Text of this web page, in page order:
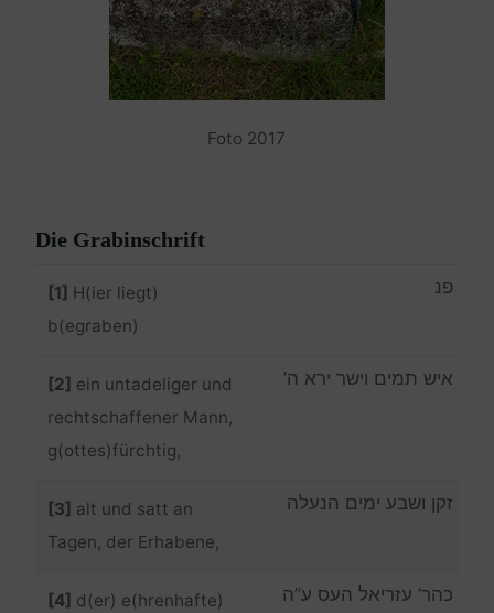
Foto 2017
Die Grabinschrift
[1] H(ier liegt)
b(egraben)
פנ
[2] ein untadeliger und
rechtschaffener Mann,
g(ottes)fürchtig,
איש תמים וישר ירא ה’
[3] alt und satt an
Tagen, der Erhabene,
זקן ושבע ימים הנעלה
[4] d(er) e(hrenhafte)
כהר’ עזריאל העס ע”ה